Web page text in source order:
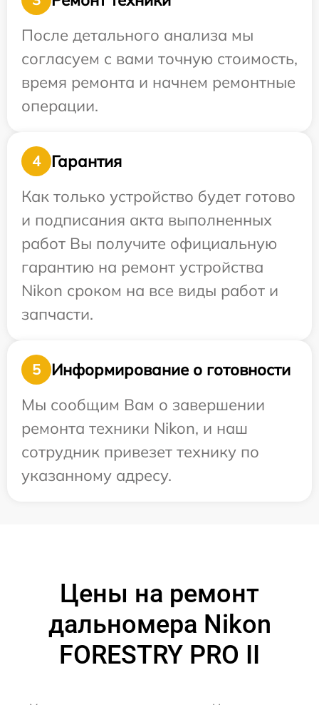
После детального анализа мы
согласуем с вами точную стоимость,
время ремонта и начнем ремонтные
операции.
4
Гарантия
Как только устройство будет готово
и подписания акта выполненных
работ Вы получите официальную
гарантию на ремонт устройства
Nikon сроком на все виды работ и
запчасти.
5
Информирование о готовности
Мы сообщим Вам о завершении
ремонта техники Nikon, и наш
сотрудник привезет технику по
указанному адресу.
Цены на ремонт
дальномера Nikon
FORESTRY PRO II